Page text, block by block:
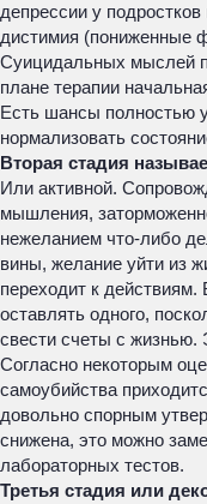
депрессии у
дистимия (пониженные
Суицидальных мыслей
плане терапии
Есть шансы полностью
нормализовать
Вторая стадия
Или активной.
мышления,
нежеланием что-либо
вины, желание уйти из
переходит к
оставлять одного,
свести счеты с жизнью.
Согласно некоторым
самоубийства
довольно спорным
снижена, это можно
лабораторных тестов.
Третья стадия или